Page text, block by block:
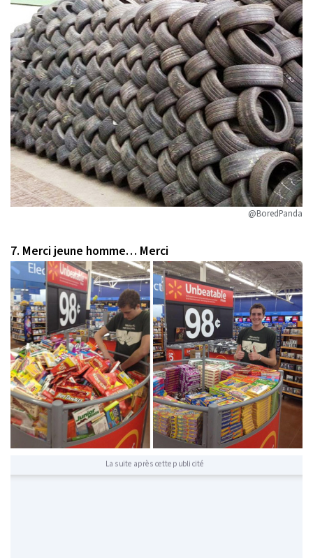
@BoredPanda
7. Merci jeune homme… Merci
La suite après cette publicité